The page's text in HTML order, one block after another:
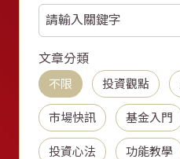
文章分類
不限
投資觀點
市場快訊 基金入門
投資心法 功能教學